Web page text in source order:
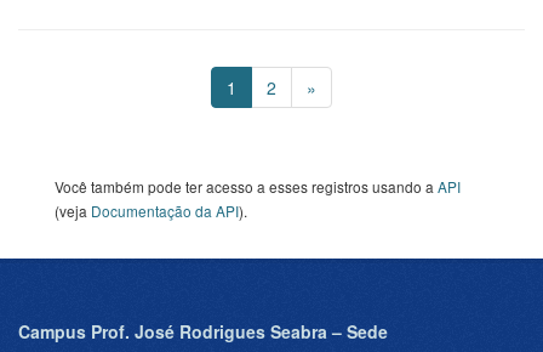
1 2 »
Você também pode ter acesso a esses registros usando a API
(veja Documentação da API).
Campus Prof. José Rodrigues Seabra – Sede